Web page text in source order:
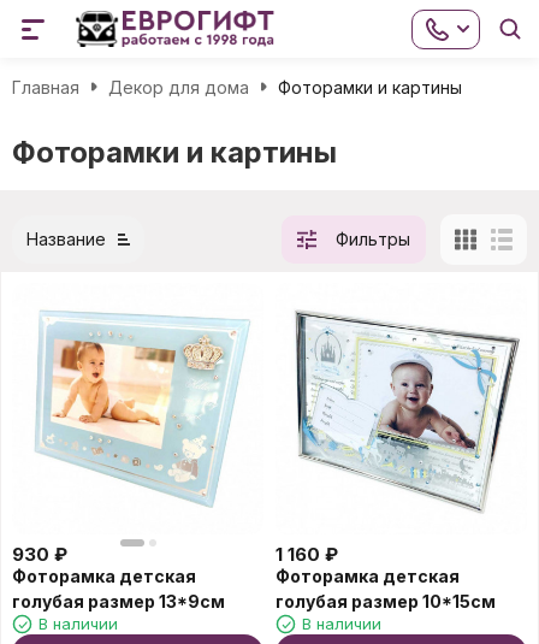
Главная Декор для дома Фоторамки и картины
Фоторамки и картины
Название Фильтры
930 ₽
Фоторамка детская
голубая размер 13*9см
В наличии
1 160 ₽
Фоторамка детская
голубая размер 10*15см
В наличии